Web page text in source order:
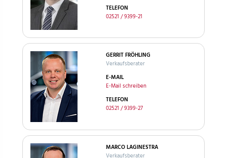
TELEFON
02521 / 9399-21
GERRIT FRÖHLING
Verkaufsberater
E-MAIL
E-Mail schreiben
TELEFON
02521 / 9399-27
MARCO LAGINESTRA
Verkaufsberater